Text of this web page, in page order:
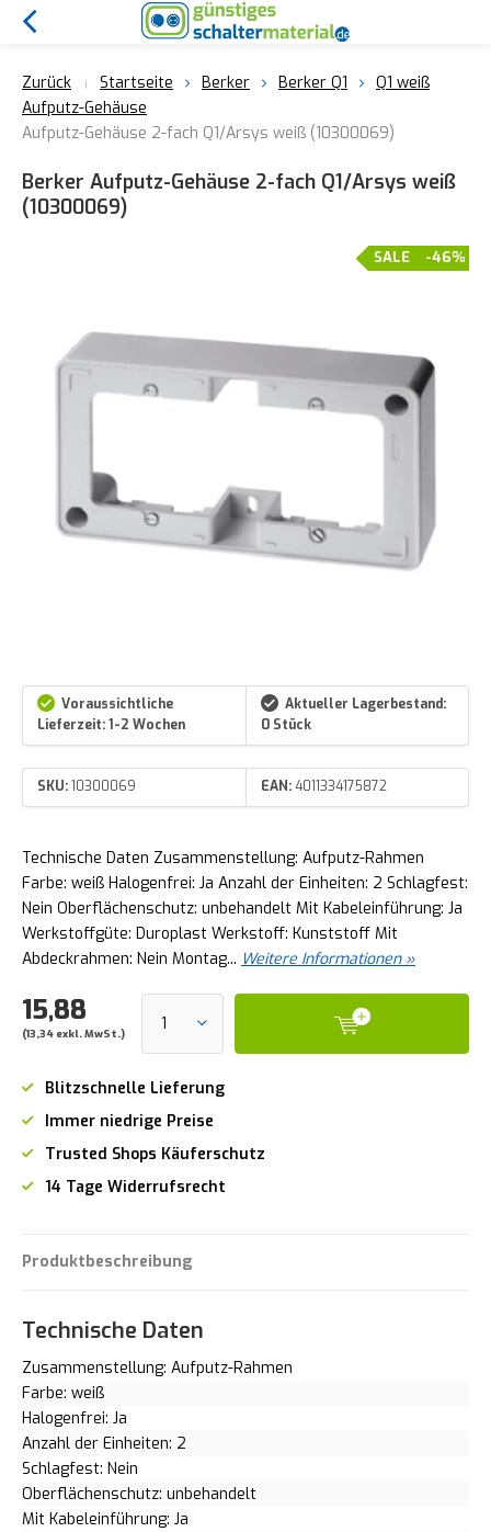
Zurück Startseite Berker Berker Q1
Q1 weiß
Aufputz-Gehäuse
Aufputz-Gehäuse 2-fach Q1/Arsys weiß (10300069)
Berker Aufputz-Gehäuse 2-fach Q1/Arsys weiß
(10300069)
-46%
SALE
Voraussichtliche
Lieferzeit: 1-2 Wochen
Aktueller Lagerbestand:
0 Stück
SKU:10300069 EAN:4011334175872
Technische Daten Zusammenstellung: Aufputz-Rahmen
Farbe: weiß Halogenfrei: Ja Anzahl der Einheiten: 2 Schlagfest:
Nein Oberflächenschutz: unbehandelt Mit Kabeleinführung: Ja
Werkstoffgüte: Duroplast Werkstoff: Kunststoff Mit
Abdeckrahmen: Nein Montag... Weitere Informationen »
15,88
(13,34 exkl. MwSt.)
Blitzschnelle Lieferung
Immer niedrige Preise
Trusted Shops Käuferschutz
14 Tage Widerrufsrecht
Produktbeschreibung
Technische Daten
Zusammenstellung: Aufputz-Rahmen
Farbe: weiß
Halogenfrei: Ja
Anzahl der Einheiten: 2
Schlagfest: Nein
Oberflächenschutz: unbehandelt
Mit Kabeleinführung: Ja